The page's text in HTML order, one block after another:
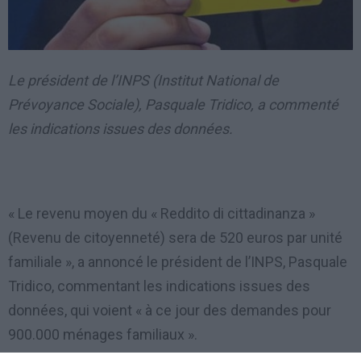
Le président de l’INPS (Institut National de
Prévoyance Sociale), Pasquale Tridico, a commenté
les indications issues des données.
« Le revenu moyen du « Reddito di cittadinanza »
(Revenu de citoyenneté) sera de 520 euros par unité
familiale », a annoncé le président de l’INPS, Pasquale
Tridico, commentant les indications issues des
données, qui voient « à ce jour des demandes pour
900.000 ménages familiaux ».